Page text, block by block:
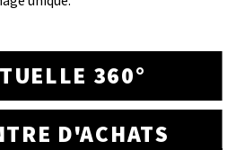
360°
D'ACHATS